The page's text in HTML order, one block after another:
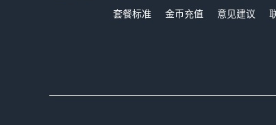
套餐标准
金币充值 意见建议